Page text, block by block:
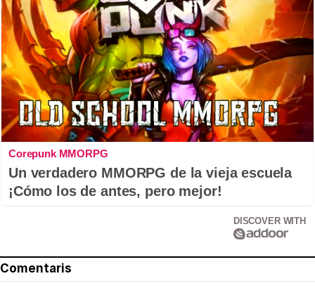
Corepunk MMORPG
Un verdadero MMORPG de la vieja escuela
¡Cómo los de antes, pero mejor!
DISCOVER WITH
Comentaris